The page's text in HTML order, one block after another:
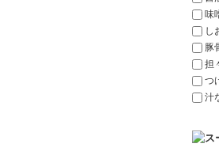
味
し
豚
担
つ
汁